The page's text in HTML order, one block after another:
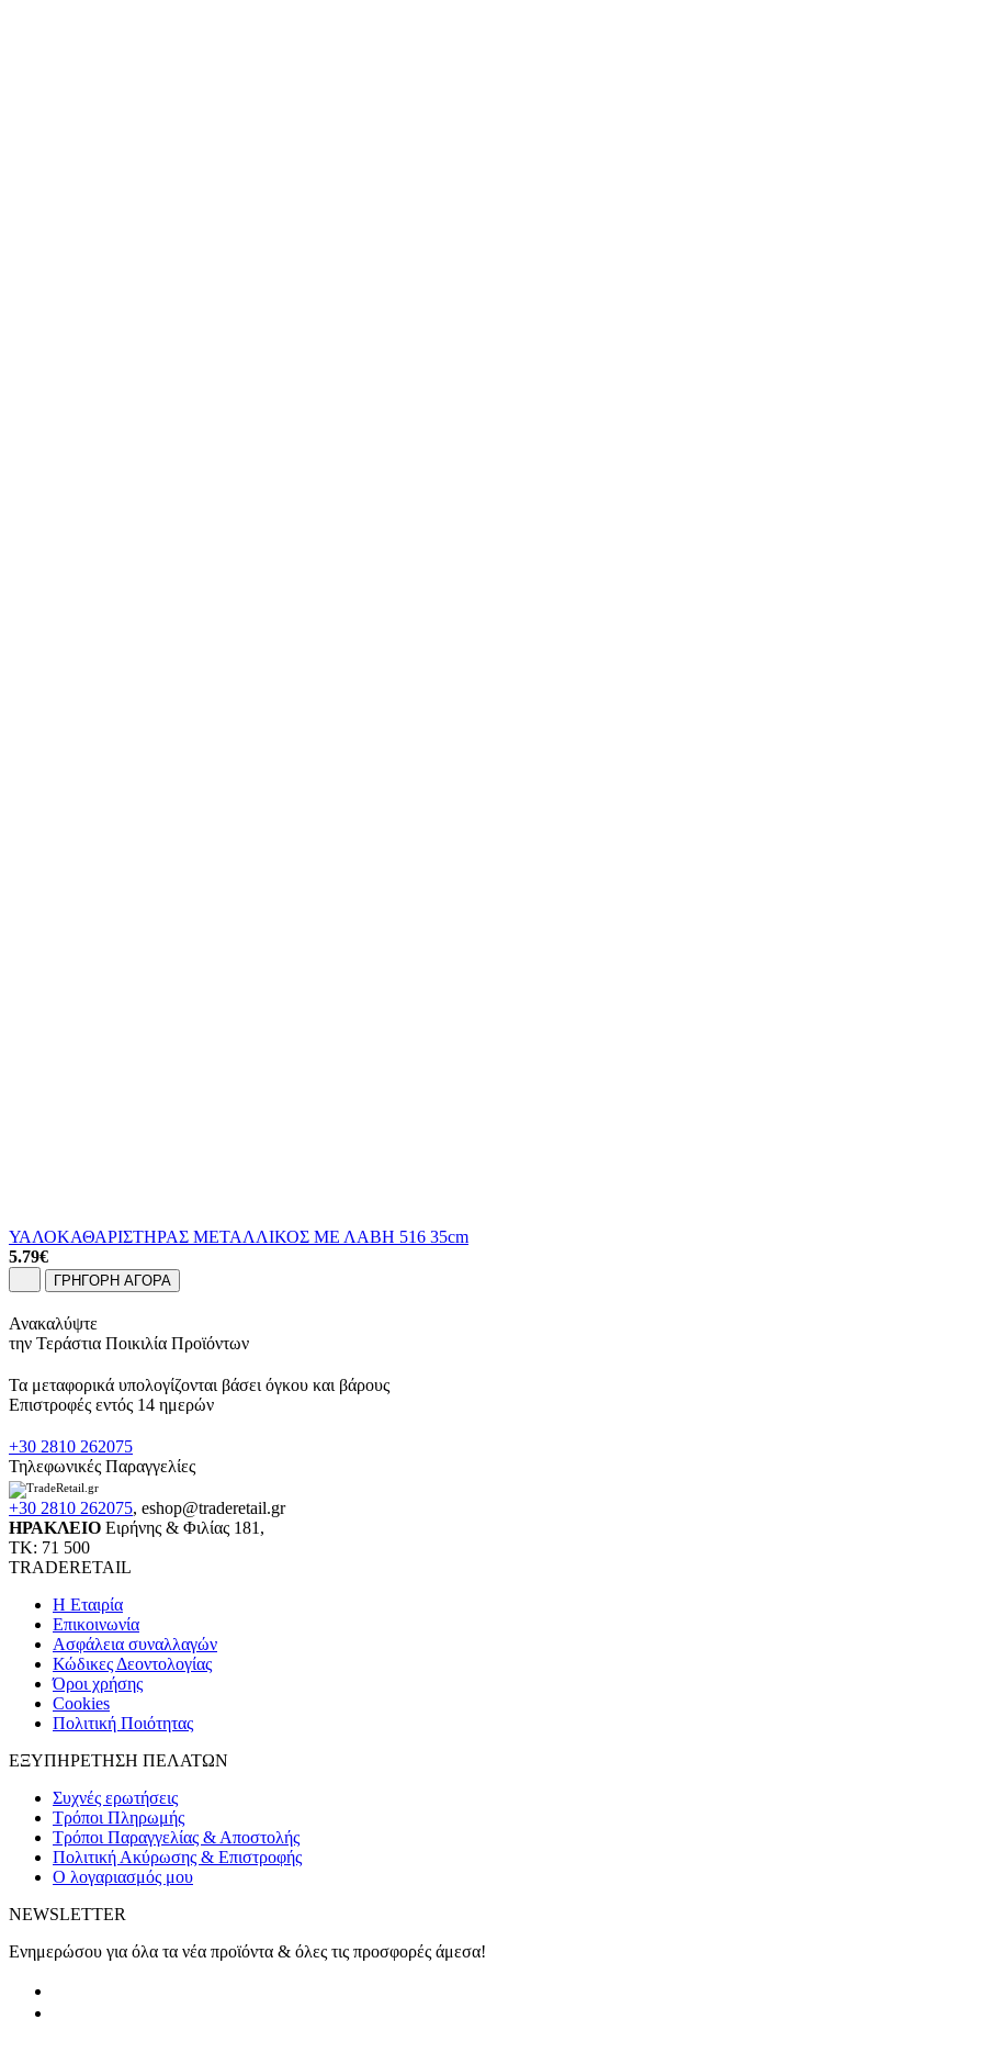
ΥΑΛΟΚΑΘΑΡΙΣΤΗΡΑΣ ΜΕΤΑΛΛΙΚΟΣ ΜΕ ΛΑΒΗ 516 35cm
5.79€
ΓΡΗΓΟΡΗ ΑΓΟΡΑ
Ανακαλύψτε
την Τεράστια Ποικιλία Προϊόντων
Τα μεταφορικά υπολογίζονται βάσει όγκου και βάρους
Επιστροφές εντός 14 ημερών
+30 2810 262075
Τηλεφωνικές Παραγγελίες
+30 2810 262075, eshop@traderetail.gr
ΗΡΑΚΛΕΙΟ Ειρήνης & Φιλίας 181,
ΤΚ: 71 500
TRADERETAIL
H Εταιρία
Eπικοινωνία
Ασφάλεια συναλλαγών
Κώδικες Δεοντολογίας
Όροι χρήσης
Cookies
Πολιτική Ποιότητας
ΕΞΥΠΗΡΕΤΗΣΗ ΠΕΛΑΤΩΝ
Συχνές ερωτήσεις
Τρόποι Πληρωμής
Τρόποι Παραγγελίας & Αποστολής
Πολιτική Ακύρωσης & Επιστροφής
Ο λογαριασμός μου
NEWSLETTER
Ενημερώσου για όλα τα νέα προϊόντα & όλες τις προσφορές άμεσα!